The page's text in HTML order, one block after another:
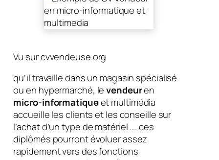
Vu sur cvvendeuse.org
qu’il travaille dans un magasin spécialisé
ou en hypermarché, levendeuren
micro-informatiqueet multimédia
accueille les clients et les conseille sur
l’achat d’un type de matériel …. ces
diplômés pourront évoluer assez
rapidement vers des fonctions